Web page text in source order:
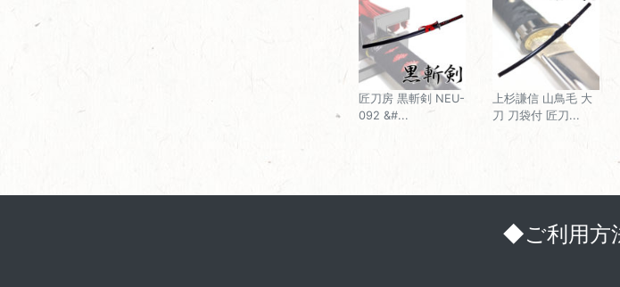
匠刀房 黒斬剣 NEU-
092 &#...
上杉謙信 山鳥毛 大
刀 刀袋付 匠刀...
◆ご利用方